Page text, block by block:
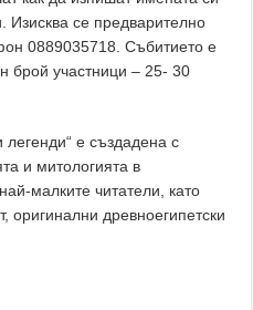
Изисква се предварително
0889035718. Събитието е
брой участници – 25- 30
е създадена с
и митологията в
малките читатели, като
оригинални древноегипетски